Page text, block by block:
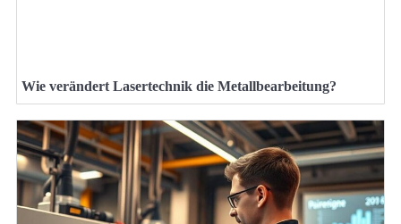
Wie verändert Lasertechnik die Metallbearbeitung?